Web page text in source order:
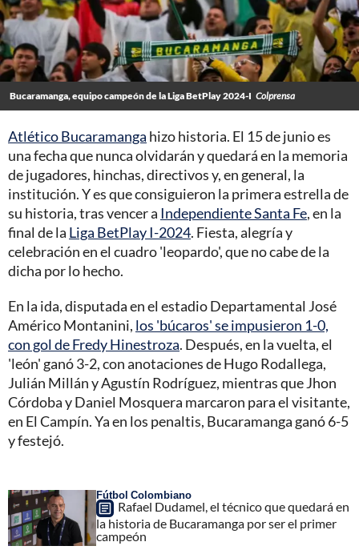
Bucaramanga, equipo campeón de la Liga BetPlay 2024-I Colprensa
Atlético Bucaramanga hizo historia. El 15 de junio es
una fecha que nunca olvidarán y quedará en la memoria
de jugadores, hinchas, directivos y, en general, la
institución. Y es que consiguieron la primera estrella de
su historia, tras vencer a Independiente Santa Fe, en la
final de la Liga BetPlay I-2024. Fiesta, alegría y
celebración en el cuadro 'leopardo', que no cabe de la
dicha por lo hecho.
En la ida, disputada en el estadio Departamental José
Américo Montanini, los 'búcaros' se impusieron 1-0,
con gol de Fredy Hinestroza. Después, en la vuelta, el
'león' ganó 3-2, con anotaciones de Hugo Rodallega,
Julián Millán y Agustín Rodríguez, mientras que Jhon
Córdoba y Daniel Mosquera marcaron para el visitante,
en El Campín. Ya en los penaltis, Bucaramanga ganó 6-5
y festejó.
Fútbol Colombiano
Rafael Dudamel, el técnico que quedará en
la historia de Bucaramanga por ser el primer
campeón